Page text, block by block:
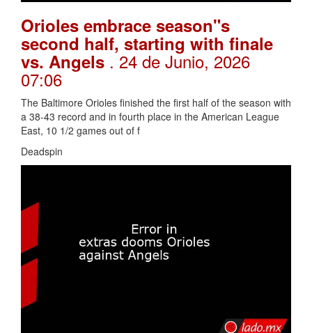
Orioles embrace season"s
second half, starting with finale
vs. Angels . 24 de Junio, 2026
07:06
The Baltimore Orioles finished the first half of the season with
a 38-43 record and in fourth place in the American League
East, 10 1/2 games out of f
Deadspin